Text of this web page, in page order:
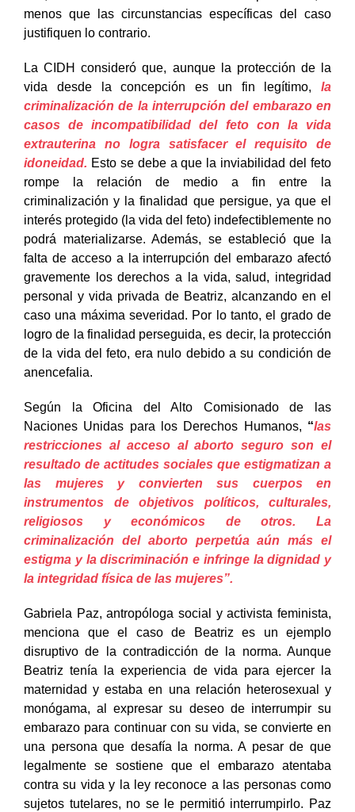
menos que las circunstancias específicas del caso
justifiquen lo contrario.
La CIDH consideró que, aunque la protección de la
vida desde la concepción es un fin legítimo, la
criminalización de la interrupción del embarazo en
casos de incompatibilidad del feto con la vida
extrauterina no logra satisfacer el requisito de
idoneidad. Esto se debe a que la inviabilidad del feto
rompe la relación de medio a fin entre la
criminalización y la finalidad que persigue, ya que el
interés protegido (la vida del feto) indefectiblemente no
podrá materializarse. Además, se estableció que la
falta de acceso a la interrupción del embarazo afectó
gravemente los derechos a la vida, salud, integridad
personal y vida privada de Beatriz, alcanzando en el
caso una máxima severidad. Por lo tanto, el grado de
logro de la finalidad perseguida, es decir, la protección
de la vida del feto, era nulo debido a su condición de
anencefalia.
Según la Oficina del Alto Comisionado de las
Naciones Unidas para los Derechos Humanos,
las
restricciones al acceso al aborto seguro son el
resultado de actitudes sociales que estigmatizan a
las mujeres y convierten sus cuerpos en
instrumentos de objetivos políticos, culturales,
religiosos y económicos de otros. La
criminalización del aborto perpetúa aún más el
estigma y la discriminación e infringe la dignidad y
la integridad física de las mujeres”.
Gabriela Paz, antropóloga social y activista feminista,
menciona que el caso de Beatriz es un ejemplo
disruptivo de la contradicción de la norma. Aunque
Beatriz tenía la experiencia de vida para ejercer la
maternidad y estaba en una relación heterosexual y
monógama, al expresar su deseo de interrumpir su
embarazo para continuar con su vida, se convierte en
una persona que desafía la norma. A pesar de que
legalmente se sostiene que el embarazo atentaba
contra su vida y la ley reconoce a las personas como